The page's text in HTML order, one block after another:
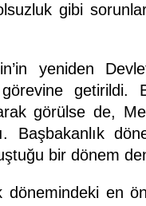
gibi
yeniden
görevine
görülse de,
Başbakanlık
bir dönem
dönemindeki en